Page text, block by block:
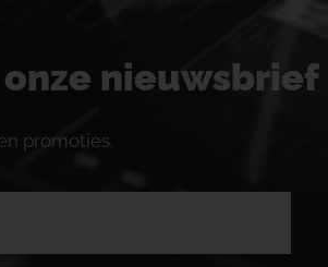
nieuwsbrief
promoties.